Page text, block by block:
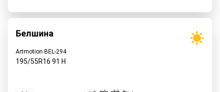
Белшина
Artmotion BEL-294
195/55R16 91 H